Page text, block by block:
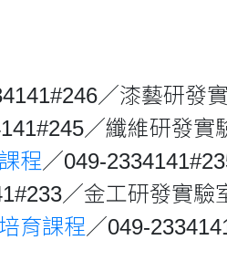
／漆藝研發
／纖維研發實
程／049-
／金工研發實驗
育課程／049-